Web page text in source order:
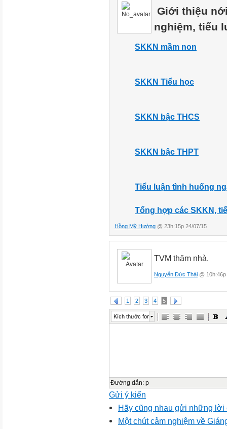
Giới thiệu
nghiệm, tiểu
SKKN mầm non
SKKN Tiểu học
SKKN bậc THCS
SKKN bậc THPT
Tiểu luận tình huống
Tổng hợp các SKKN,
Hồng Mỹ Hường @ 23h:15p 24/07/15
TVM thăm nhà.
Nguyễn Đức Thái @
1 2 3 4 5
Kích thước font
Đường dẫn: p
Gửi ý kiến
Hãy cũng nhau gửi những lời
Một chút cảm nghiệm về